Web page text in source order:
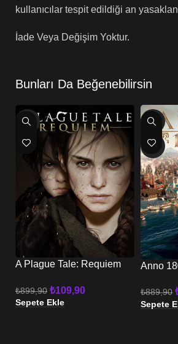
kullanıcılar tespit edildiği an
İade Veya Değişim Yoktur.
Bunları Da Beğenebilirsin
-88%
A Plague Tale: Requiem
₺899,90 ₺109,90
Sepete Ekle
-87%
HOT
Anno
₺889,90
Sepete